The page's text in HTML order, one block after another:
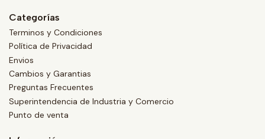
Categorías
Terminos y Condiciones
Política de Privacidad
Envios
Cambios y Garantias
Preguntas Frecuentes
Superintendencia de Industria y Comercio
Punto de venta